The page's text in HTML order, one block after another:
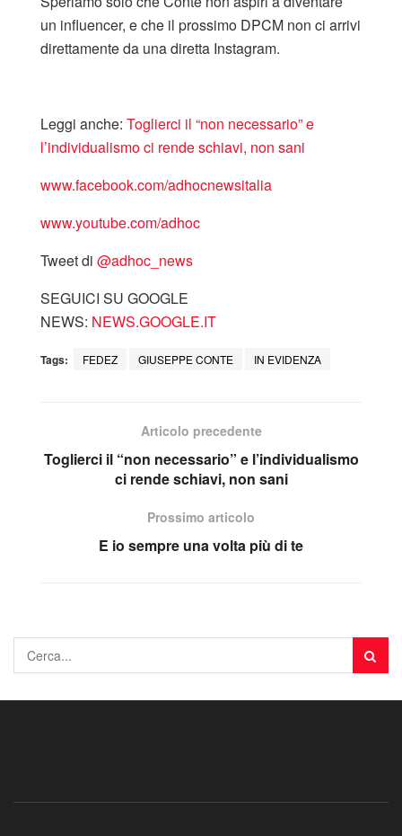
un influencer, e che il prossimo DPCM non ci arrivi
direttamente da una diretta Instagram.
Leggi anche: Toglierci il “non necessario” e
l’individualismo ci rende schiavi, non sani
www.facebook.com/adhocnewsitalia
www.youtube.com/adhoc
Tweet di ‎@adhoc_news
SEGUICI SU GOOGLE
NEWS: NEWS.GOOGLE.IT
Tags: FEDEZ GIUSEPPE CONTE IN EVIDENZA
Articolo precedente
Toglierci il “non necessario” e l’individualismo
ci rende schiavi, non sani
Prossimo articolo
E io sempre una volta più di te